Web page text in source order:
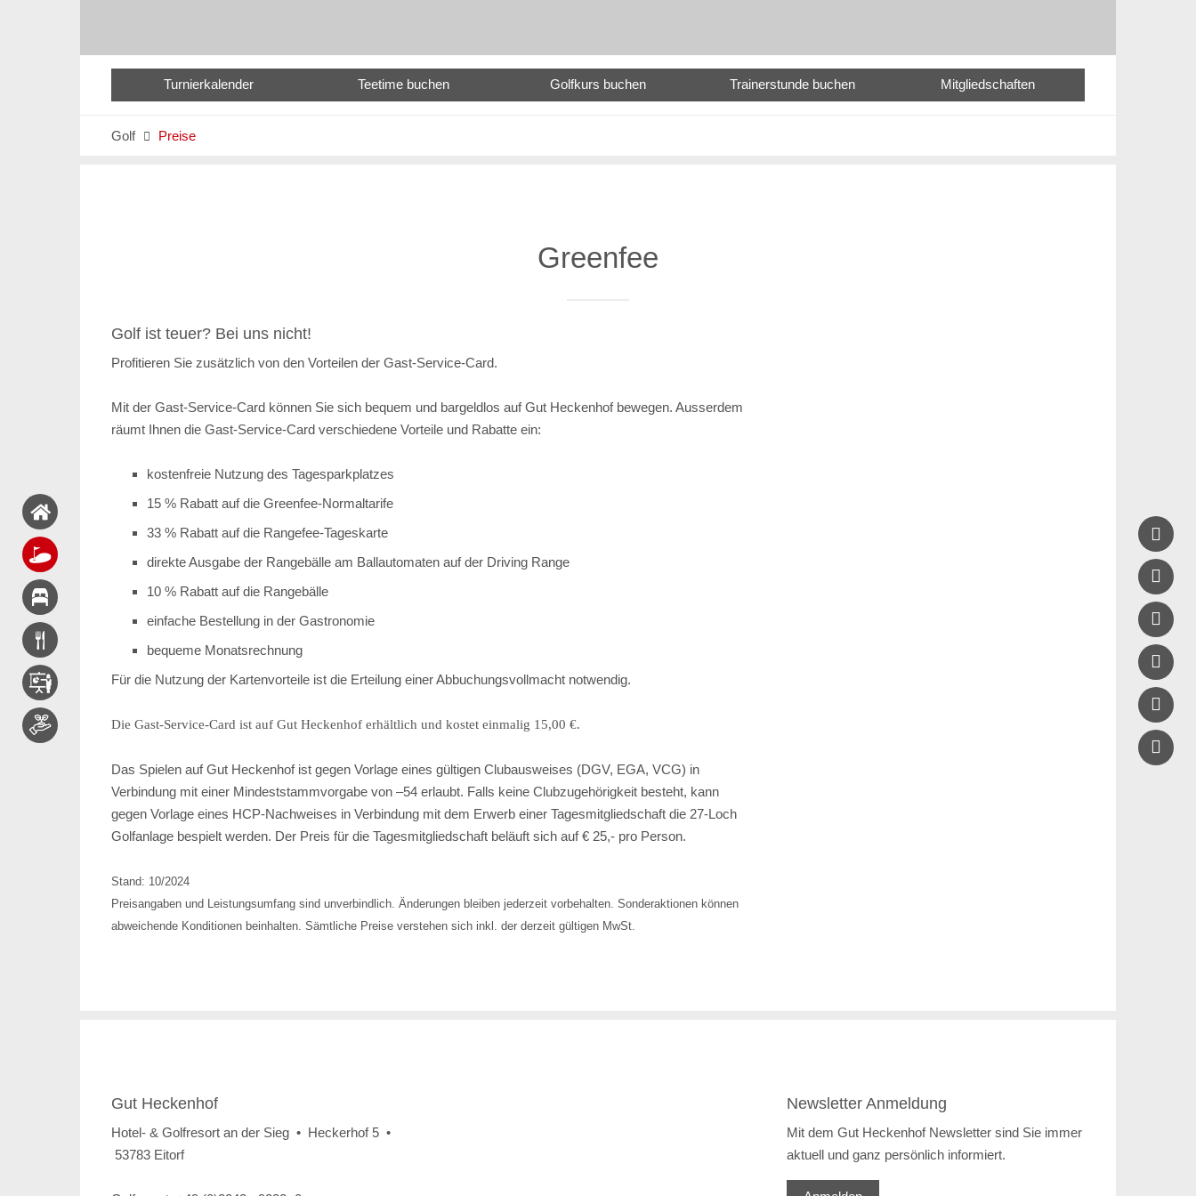
Turnierkalender Teetime buchen Golfkurs buchen Trainerstunde buchen Mitgliedschaften
Golf  Preise
Greenfee
Golf ist teuer? Bei uns nicht!
Profitieren Sie zusätzlich von den Vorteilen der Gast-Service-Card.
Mit der Gast-Service-Card können Sie sich bequem und bargeldlos auf Gut Heckenhof bewegen. Ausserdem
räumt Ihnen die Gast-Service-Card verschiedene Vorteile und Rabatte ein:
kostenfreie Nutzung des Tagesparkplatzes
15 % Rabatt auf die Greenfee-Normaltarife
33 % Rabatt auf die Rangefee-Tageskarte
direkte Ausgabe der Rangebälle am Ballautomaten auf der Driving Range
10 % Rabatt auf die Rangebälle
einfache Bestellung in der Gastronomie
bequeme Monatsrechnung
Für die Nutzung der Kartenvorteile ist die Erteilung einer Abbuchungsvollmacht notwendig.
Die Gast-Service-Card ist auf Gut Heckenhof erhältlich und kostet einmalig 15,00 €.
Das Spielen auf Gut Heckenhof ist gegen Vorlage eines gültigen Clubausweises (DGV, EGA, VCG) in
Verbindung mit einer Mindeststammvorgabe von –54 erlaubt. Falls keine Clubzugehörigkeit besteht, kann
gegen Vorlage eines HCP-Nachweises in Verbindung mit dem Erwerb einer Tagesmitgliedschaft die 27-Loch
Golfanlage bespielt werden. Der Preis für die Tagesmitgliedschaft beläuft sich auf € 25,- pro Person.
Stand: 10/2024
Preisangaben und Leistungsumfang sind unverbindlich. Änderungen bleiben jederzeit vorbehalten. Sonderaktionen können
abweichende Konditionen beinhalten. Sämtliche Preise verstehen sich inkl. der derzeit gültigen MwSt.
Gut Heckenhof
Hotel- & Golfresort an der Sieg • Heckerhof 5 •
53783 Eitorf
Newsletter Anmeldung
Mit dem Gut Heckenhof Newsletter sind Sie immer
aktuell und ganz persönlich informiert.




